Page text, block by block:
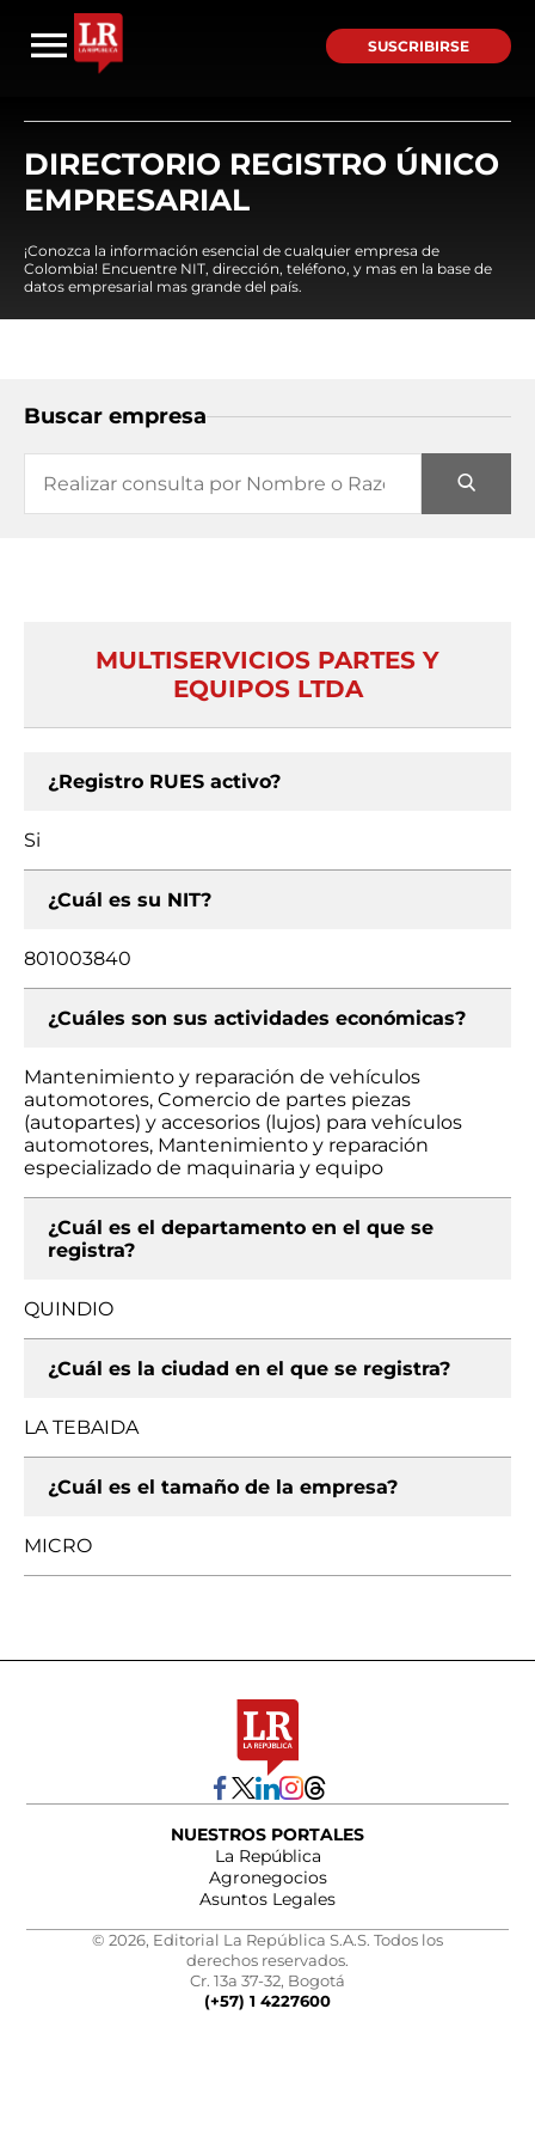
SUSCRIBIRSE
DIRECTORIO REGISTRO ÚNICO
EMPRESARIAL
¡Conozca la información esencial de cualquier empresa de
Colombia! Encuentre NIT, dirección, teléfono, y mas en la base de
datos empresarial mas grande del país.
Buscar empresa
MULTISERVICIOS PARTES Y
EQUIPOS LTDA
¿Registro RUES activo?
Si
¿Cuál es su NIT?
801003840
¿Cuáles son sus actividades económicas?
Mantenimiento y reparación de vehículos
automotores, Comercio de partes piezas
(autopartes) y accesorios (lujos) para vehículos
automotores, Mantenimiento y reparación
especializado de maquinaria y equipo
¿Cuál es el departamento en el que se
registra?
QUINDIO
¿Cuál es la ciudad en el que se registra?
LA TEBAIDA
¿Cuál es el tamaño de la empresa?
MICRO
NUESTROS PORTALES
La República
Agronegocios
Asuntos Legales
© 2026, Editorial La República S.A.S. Todos los
derechos reservados.
Cr. 13a 37-32, Bogotá
(+57) 1 4227600